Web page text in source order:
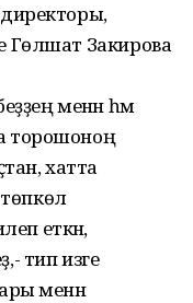
директоры,
Гөлшат Закирова
менән һәм
торошоноң
хатта
еткән,
тип изге
менән